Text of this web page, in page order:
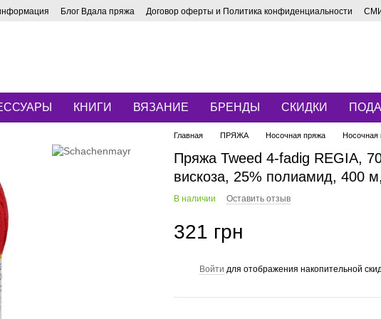
Блог Вдала пряжа Договор оферты и Политика конфиденциальности
КНИГИ ВЯЗАНИЕ БРЕНДЫ СКИДКИ
Главная ПРЯЖА Носочная пряжа Носочная
Пряжа Tweed 4-fadig REGIA,
вискоза, 25% полиамид, 400
В наличии Оставить отзыв
321 грн
Войти для отображения накопительной